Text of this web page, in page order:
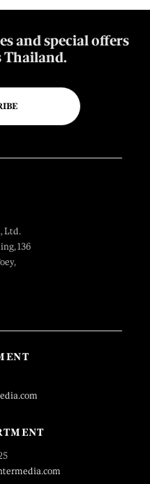
and special offers
Thailand.
Ltd.
136